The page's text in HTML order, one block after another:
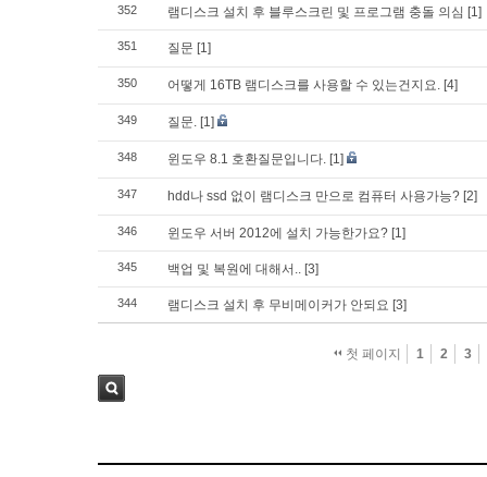
352 램디스크 설치 후 블루스크린 및 프로그램 충돌 의심 [1]
351 질문 [1]
350 어떻게 16TB 램디스크를 사용할 수 있는건지요. [4]
349 질문. [1]
348 윈도우 8.1 호환질문입니다. [1]
347 hdd나 ssd 없이 램디스크 만으로 컴퓨터 사용가능? [2]
346 윈도우 서버 2012에 설치 가능한가요? [1]
345 백업 및 복원에 대해서.. [3]
344 램디스크 설치 후 무비메이커가 안되요 [3]
첫 페이지 1 2 3